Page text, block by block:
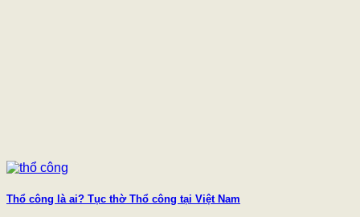
Thổ công là ai? Tục thờ Thổ công tại Việt Nam